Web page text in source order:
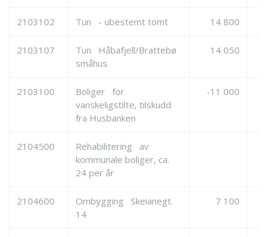
2103102 Tun - ubestemt tomt 14 800
2103107
Tun Håbafjell/Brattebø
småhus
14 050
2103100
Boliger for
vanskeligstilte, tilskudd
fra Husbanken
-11 000
2104500
Rehabilitering av
kommunale boliger, ca.
24 per år
2104600
Ombygging Skeianegt.
14
7 100